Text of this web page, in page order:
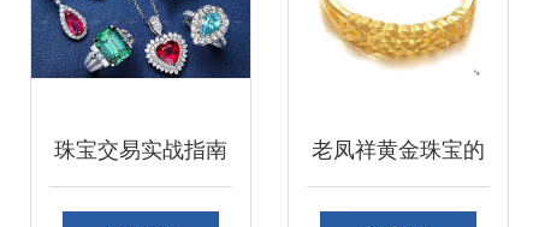
珠宝交易实战指南
如何高效卖出高端
老凤祥黄金珠宝的
回收价怎么如此之